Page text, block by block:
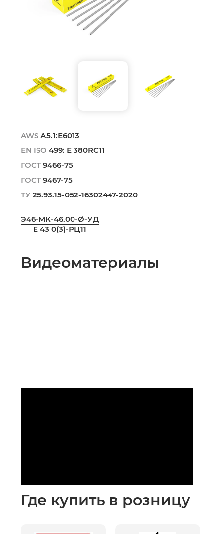
AWSА5.1:Е6013
EN ISO499: Е 380RC11
ГОСТ 9466-75
ГОСТ 9467-75
ТУ 25.93.15-052-16302447-2020
Э46-МК-46.00-Ø-УД
Е 43 0(3)-РЦ11
Видеоматериалы
Где купить в розницу